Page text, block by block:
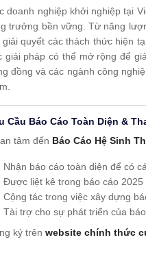
doanh nghiệp khởi nghiệp tại
trưởng bền vững. Từ năng
giải quyết các thách thức hiện
giải pháp có thể mở rộng để
đồng và các ngành công
Cầu Báo Cáo Toàn Diện &
tâm đến Báo Cáo Hệ Sinh
Nhận báo cáo toàn diện để có
Được liệt kê trong báo cáo
Cộng tác trong việc xây dựng
Tài trợ cho sự phát triển của
ký trên website chính thức